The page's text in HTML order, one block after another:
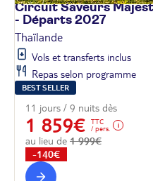
Circuit Saveurs
- Départs 2027
Thaïlande
Vols et transferts inclus
Repas selon programme
BEST SELLER
11 jours / 9 nuits dès
1 859€
TTC
/ pers.
au lieu de 1 999€
-140€